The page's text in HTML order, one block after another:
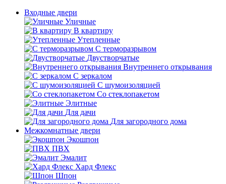
Входные двери
Уличные
В квартиру
Утепленные
С терморазрывом
Двустворчатые
Внутреннего открывания
С зеркалом
С шумоизоляцией
Со стеклопакетом
Элитные
Для дачи
Для загородного дома
Межкомнатные двери
Экошпон
ПВХ
Эмалит
Хард Флекс
Шпон